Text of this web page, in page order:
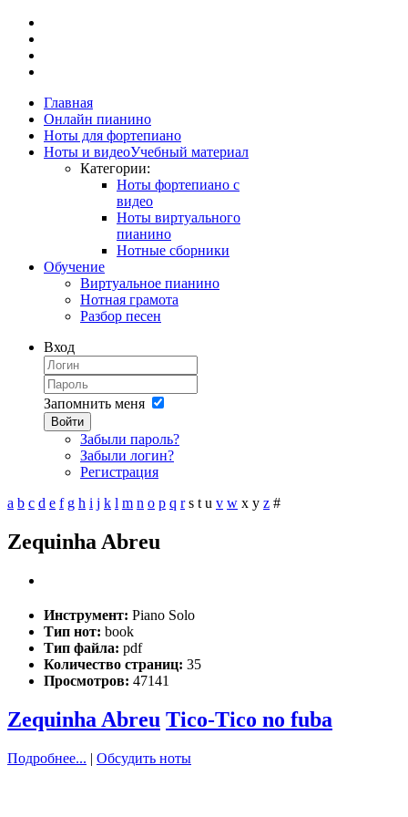
Главная
Онлайн пианино
Ноты для фортепиано
Ноты и видеоУчебный материал
Категории:
Ноты фортепиано с
видео
Ноты виртуального
пианино
Нотные сборники
Обучение
Виртуальное пианино
Нотная грамота
Разбор песен
Вход
Запомнить меня
Войти
Забыли пароль?
Забыли логин?
Регистрация
a b c d e f g h i j k l m n o p q r s t u v w x y z #
Zequinha Abreu
Инструмент: Piano Solo
Тип нот: book
Тип файла: pdf
Количество страниц: 35
Просмотров: 47141
Zequinha Abreu Tico-Tico no fuba
Подробнее... | Обсудить ноты